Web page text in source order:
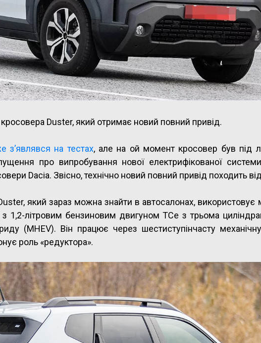
Duster, який отримає новий повний привід.
з’являвся на тестах, але на ой момент кросовер був під
про випробування нової електрифікованої
Dacia. Звісно, технічно новий повний привід походить
який зараз можна знайти в автосалонах, використовує
з 1,2-літровим бензиновим двигуном TCe з трьома
(MHEV). Він працює через шестиступінчасту
роль «редуктора».